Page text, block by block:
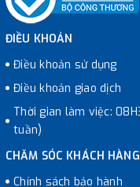
ĐIỀU KHOẢN
Điều khoản sử dụng
Điều khoản giao dịch
Thời gian làm việc:
tuần)
CHĂM SÓC KHÁCH HÀNG
Chính sách bảo hành